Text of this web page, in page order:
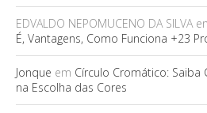
EDVALDO NEPOMUCENO DA SILVA
É, Vantagens, Como Funciona +23
Jonque em Círculo Cromático: Saiba
na Escolha das Cores